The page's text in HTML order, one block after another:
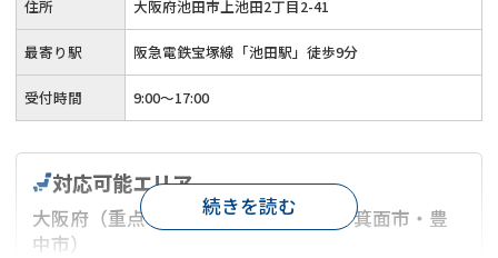
住所 大阪府池田市上池田2丁目2-41
最寄り駅 阪急電鉄宝塚線「池田駅」徒歩9分
受付時間 9:00～17:00
対応可能エリア
大阪府（重点地域：池田市・豊能郡・箕面市・豊
中市）
続きを読む